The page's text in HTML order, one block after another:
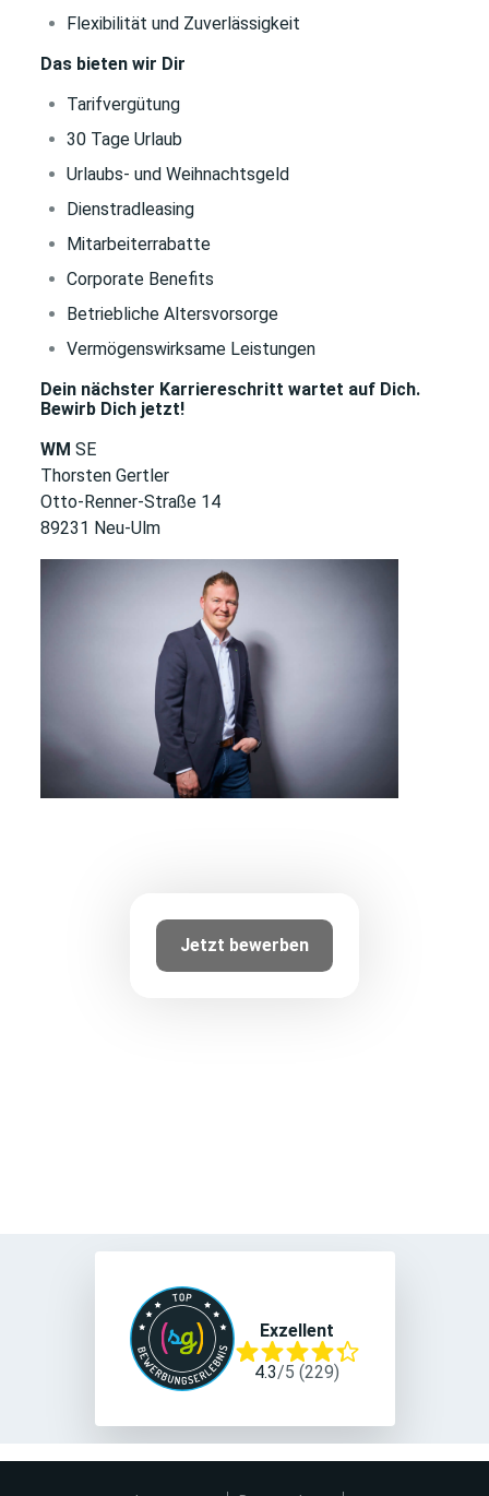
Flexibilität und Zuverlässigkeit
Das bieten wir Dir
Tarifvergütung
30 Tage Urlaub
Urlaubs- und Weihnachtsgeld
Dienstradleasing
Mitarbeiterrabatte
Corporate Benefits
Betriebliche Altersvorsorge
Vermögenswirksame Leistungen
Dein nächster Karriereschritt wartet auf Dich.
Bewirb Dich jetzt!
WMSE
Thorsten Gertler
Otto-Renner-Straße 14
89231 Neu-Ulm
Jetzt bewerben
Exzellent
4.3/5 (229)